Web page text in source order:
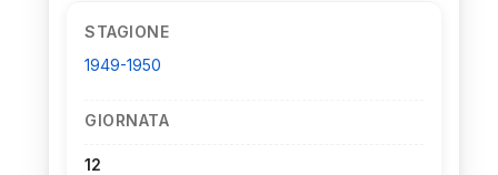
STAGIONE
1949-1950
GIORNATA
12